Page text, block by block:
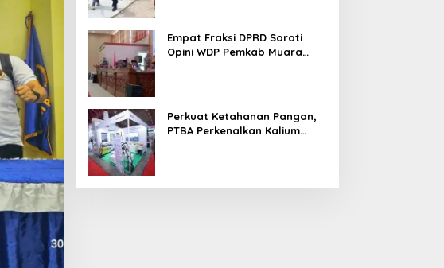
Empat Fraksi DPRD Soroti
Opini WDP Pemkab Muara
Perkuat Ketahanan Pangan,
PTBA Perkenalkan Kalium